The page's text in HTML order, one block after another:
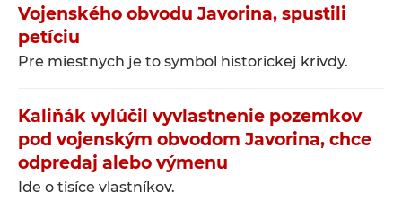
Vojenského obvodu Javorina, spustili
petíciu
Pre miestnych je to symbol historickej krivdy.
Kaliňák vylúčil vyvlastnenie pozemkov
pod vojenským obvodom Javorina, chce
odpredaj alebo výmenu
Ide o tisíce vlastníkov.